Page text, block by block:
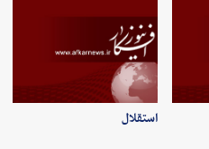
استقلال